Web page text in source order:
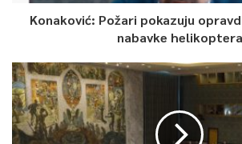
Article Rating
Konaković: Požari pokazuju
nabavke helikoptera